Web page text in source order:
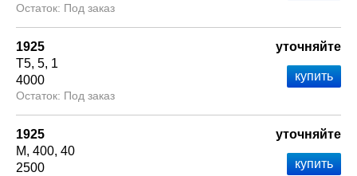
Под заказ
1925
Т5 5 1
4000
Под заказ
уточняйте
1925
М 400 40
2500
уточняйте